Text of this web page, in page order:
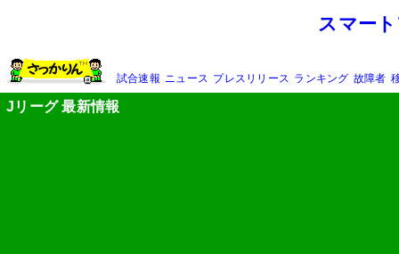
スマー
試合速報 ニュース プレスリリース ランキング 故障者
Jリーグ 最新情報